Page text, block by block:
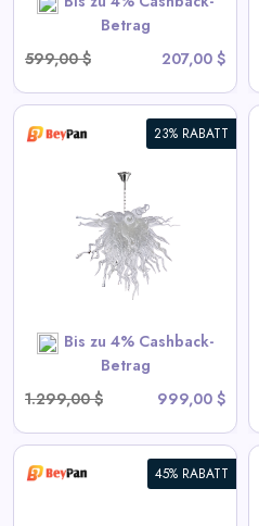
Betrag
599,00 $
207,00 $
SHOP NOW
23% RABATT
Bis zu 4% Cashback-
Betrag
1.299,00 $
999,00 $
Moderne Blown Glass
Chandelier Sputnik Form
View All BeyPan Deals
SHOP NOW
45% RABATT